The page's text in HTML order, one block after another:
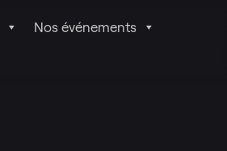
Nos événements